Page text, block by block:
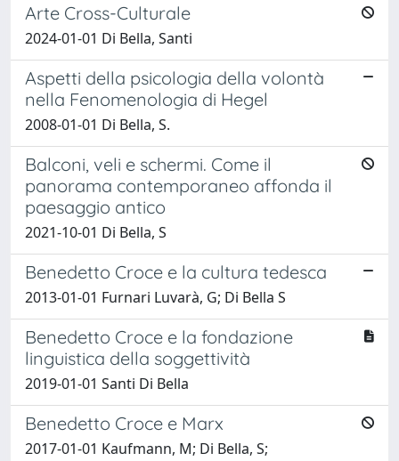
Arte Cross-Culturale
2024-01-01 Di Bella, Santi
Aspetti della psicologia della volontà
nella Fenomenologia di Hegel
2008-01-01 Di Bella, S.
Balconi, veli e schermi. Come il
panorama contemporaneo affonda il
paesaggio antico
2021-10-01 Di Bella, S
Benedetto Croce e la cultura tedesca
2013-01-01 Furnari Luvarà, G; Di Bella S
Benedetto Croce e la fondazione
linguistica della soggettività
2019-01-01 Santi Di Bella
Benedetto Croce e Marx
2017-01-01 Kaufmann, M; Di Bella, S;